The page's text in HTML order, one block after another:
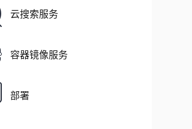
云搜索服务
容器镜像服务
部署